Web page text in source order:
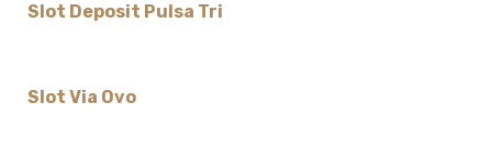
Slot Deposit Pulsa Tri
Slot Via Ovo